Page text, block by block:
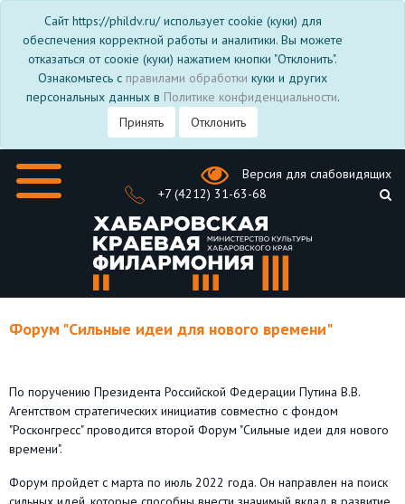
Сайт https://phildv.ru/ использует cookie (куки) для
обеспечения корректной работы и аналитики. Вы можете
отказаться от соокіе (куки) нажатием кнопки "Отклонить".
Ознакомьтесь с правилами обработки куки и других
персональных данных в Политике конфиденциальности.
Принять
Отклонить
Версия для слабовидящих
+7 (4212) 31-63-68
Форум "Сильные идеи для нового времени"
По поручению Президента Российской Федерации Путина В.В.
Агентством стратегических инициатив совместно с фондом
"Росконгресс" проводится второй Форум "Сильные идеи для нового
времени".
Форум пройдет с марта по июль 2022 года. Он направлен на поиск